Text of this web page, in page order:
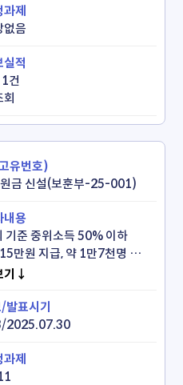
없음
건
회
금 신설(보훈부-25-001)
기준 중위소득 50% 이하
만원 지급, 약 1만7천명 수혜
상
지원금 지급’ 3월 17일부터
행
기↓
2025.07.30